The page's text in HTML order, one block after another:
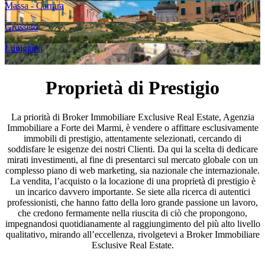
Massa - Carrara
Grosseto
Lunigiana
Proprietà di Prestigio
La priorità di Broker Immobiliare Exclusive Real Estate, Agenzia
Immobiliare a Forte dei Marmi, è vendere o affittare esclusivamente
immobili di prestigio, attentamente selezionati, cercando di
soddisfare le esigenze dei nostri Clienti. Da qui la scelta di dedicare
mirati investimenti, al fine di presentarci sul mercato globale con un
complesso piano di web marketing, sia nazionale che internazionale.
La vendita, l’acquisto o la locazione di una proprietà di prestigio è
un incarico davvero importante. Se siete alla ricerca di autentici
professionisti, che hanno fatto della loro grande passione un lavoro,
che credono fermamente nella riuscita di ciò che propongono,
impegnandosi quotidianamente al raggiungimento del più alto livello
qualitativo, mirando all’eccellenza, rivolgetevi a Broker Immobiliare
Esclusive Real Estate.